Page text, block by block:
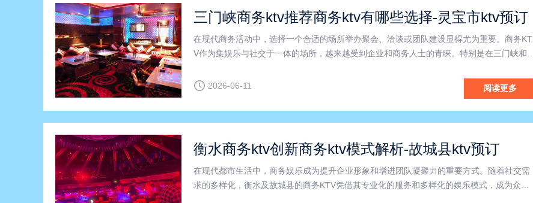
三门峡商务ktv推荐商务ktv有哪些选择-灵宝市ktv预订
在现代商务活动中，选择一个合适的场所举办聚会、洽谈或团队建设显得尤为重要。商务KT
V作为集娱乐与社交于一体的场所，越来越受到企业和商务人士的青睐。特别是在三门峡和灵
商务KTV以其先进的音响设备和舒适的包间环境，为客户营造了一个轻松愉快的氛
2026-06-11 阅读更多
衡水商务ktv创新商务ktv模式解析-故城县ktv预订
在现代都市生活中，商务娱乐成为提升企业形象和增进团队凝聚力的重要方式。随着社交需
求的多样化，衡水及故城县的商务KTV凭借其专业化的服务和多样化的娱乐模式，成为众多